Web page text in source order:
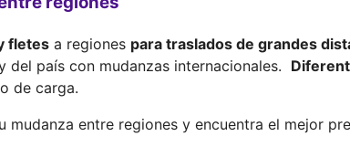
fletes a regiones para traslados de grandes
del país con mudanzas internacionales.
de carga.
mudanza entre regiones y encuentra el mejor